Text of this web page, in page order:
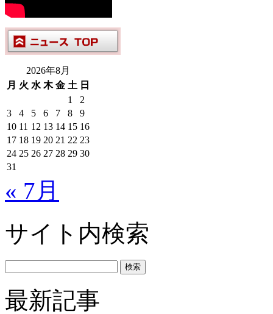
2026年8月
月 火 水 木 金 土 日
1
2
3
4 5 6 7 8
9
10 11 12 13 14 15 16
17 18 19 20 21 22 23
24 25 26 27 28 29 30
31
« 7月
サイト内検索
最新記事